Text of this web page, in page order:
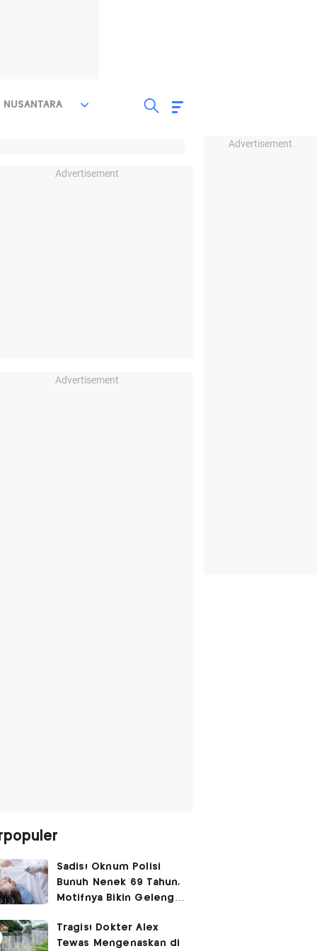
Advertisement
NUSANTARA
Advertisement
Advertisement
Sadis! Oknum Polisi
Bunuh Nenek 69 Tahun,
Motifnya Bikin Geleng
Tragis! Dokter Alex
Tewas Mengenaskan di